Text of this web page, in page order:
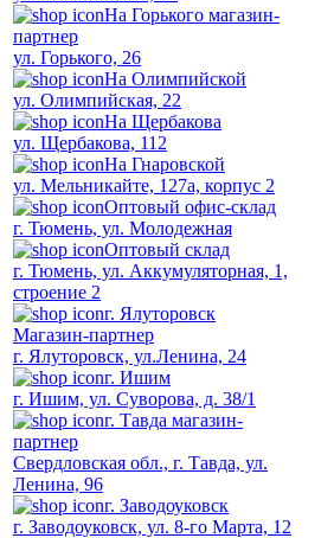
На Горького магазин-
партнер
ул. Горького, 26
На Олимпийской
ул. Олимпийская, 22
На Щербакова
ул. Щербакова, 112
На Гнаровской
ул. Мельникайте, 127а, корпус 2
Оптовый офис-склад
г. Тюмень, ул. Молодежная
Оптовый склад
г. Тюмень, ул. Аккумуляторная, 1,
строение 2
г. Ялуторовск
Магазин-партнер
г. Ялуторовск, ул.Ленина, 24
г. Ишим
г. Ишим, ул. Суворова, д. 38/1
г. Тавда магазин-
партнер
Свердловская обл., г. Тавда, ул.
Ленина, 96
г. Заводоуковск
г. Заводоуковск, ул. 8-го Марта, 12